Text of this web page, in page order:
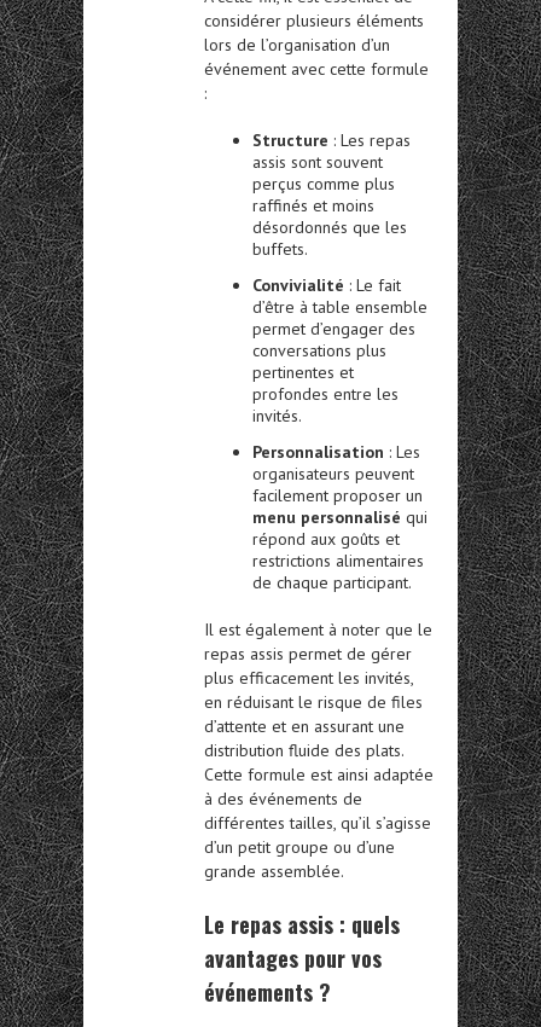
considérer plusieurs éléments
lors de l’organisation d’un
événement avec cette formule
:
Structure : Les repas
assis sont souvent
perçus comme plus
raffinés et moins
désordonnés que les
buffets.
Convivialité : Le fait
d’être à table ensemble
permet d’engager des
conversations plus
pertinentes et
profondes entre les
invités.
Personnalisation : Les
organisateurs peuvent
facilement proposer un
menu personnalisé qui
répond aux goûts et
restrictions alimentaires
de chaque participant.
Il est également à noter que le
repas assis permet de gérer
plus efficacement les invités,
en réduisant le risque de files
d’attente et en assurant une
distribution fluide des plats.
Cette formule est ainsi adaptée
à des événements de
différentes tailles, qu’il s’agisse
d’un petit groupe ou d’une
grande assemblée.
Le repas assis : quels
avantages pour vos
événements ?